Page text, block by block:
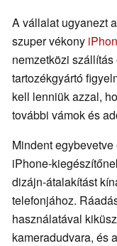
A vállalat ugyanezt
szuper vékony
nemzetközi
tartozékgyártó
kell lenniük azzal,
további vámok és
Mindent
iPhone-
dizájn-átalakítást
telefonjához.
használatával
kameradudvara, és